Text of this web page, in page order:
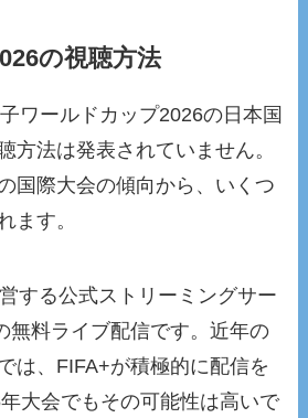
の視聴方法
ワールドカップ2026の日本国
方法は発表されていません。
国際大会の傾向から、いくつ
ます。
する公式ストリーミングサー
無料ライブ配信です。近年の
は、FIFA+が積極的に配信を
大会でもその可能性は高いで